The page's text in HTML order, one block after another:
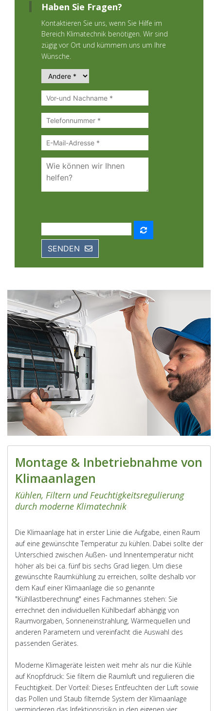
Haben Sie Fragen?
Kontaktieren Sie uns, wenn Sie Hilfe im
Bereich Klimatechnik benötigen. Wir sind
zügig vor Ort und kümmern uns um Ihre
Wünsche.
SENDEN
Montage & Inbetriebnahme von
Klimaanlagen
Kühlen, Filtern und Feuchtigkeitsregulierung
durch moderne Klimatechnik
Die Klimaanlage hat in erster Linie die Aufgabe, einen Raum
auf eine gewünschte Temperatur zu kühlen. Dabei sollte der
Unterschied zwischen Außen- und Innentemperatur nicht
höher als bei ca. fünf bis sechs Grad liegen. Um diese
gewünschte Raumkühlung zu erreichen, sollte deshalb vor
dem Kauf einer Klimaanlage die so genannte
"Kühllastberechnung" eines Fachmannes stehen: Sie
errechnet den individuellen Kühlbedarf abhängig von
Raumvorgaben, Sonneneinstrahlung, Wärmequellen und
anderen Parametern und vereinfacht die Auswahl des
passenden Gerätes.
Moderne Klimageräte leisten weit mehr als nur die Kühle
auf Knopfdruck: Sie filtern die Raumluft und regulieren die
Feuchtigkeit. Der Vorteil: Dieses Entfeuchten der Luft sowie
das Pollen und Staub filternde System der Klimaanlage